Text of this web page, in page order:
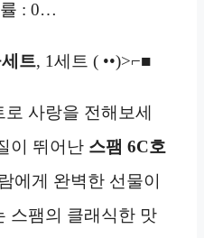
률 : 0…
트, 1세트 ( ••)>⌐■
사랑을 전해보세
이 뛰어난 스팸 6C호
에게 완벽한 선물이
스팸의 클래식한 맛